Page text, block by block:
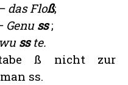
das Floß;
Genu ss ;
ss te.
ß nicht zur
ss.